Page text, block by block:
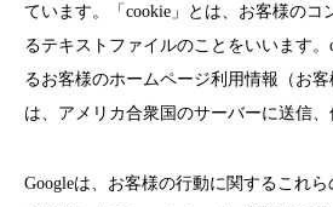
ています。「cookie」とは、お客様のコ
るテキストファイルのことをいいます
るお客様のホームページ利用情報（お客
は、アメリカ合衆国のサーバーに送信、
Googleは、お客様の行動に関するこれら